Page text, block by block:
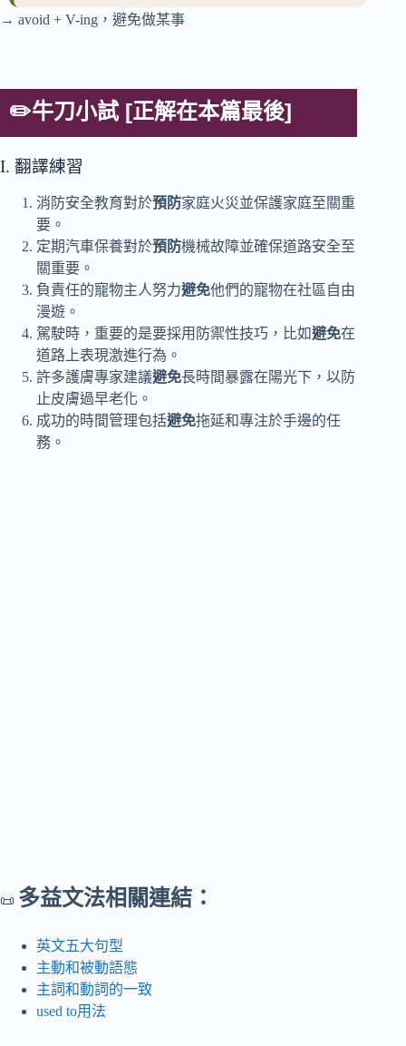
→ avoid + V-ing，避免做某事
✏️牛刀小試 [正解在本篇最後]
I. 翻譯練習
消防安全教育對於預防家庭火災並保護家庭至關重
要。
定期汽車保養對於預防機械故障並確保道路安全至
關重要。
負責任的寵物主人努力避免他們的寵物在社區自由
漫遊。
駕駛時，重要的是要採用防禦性技巧，比如避免在
道路上表現激進行為。
許多護膚專家建議避免長時間暴露在陽光下，以防
止皮膚過早老化。
成功的時間管理包括避免拖延和專注於手邊的任
務。
📜 多益文法相關連結：
英文五大句型
主動和被動語態
主詞和動詞的一致
used to用法